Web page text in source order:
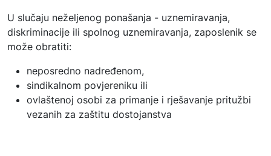
U slučaju neželjenog ponašanja - uznemiravanja,
diskriminacije ili spolnog uznemiravanja, zaposlenik se
može obratiti:
neposredno nadređenom,
sindikalnom povjereniku ili
ovlaštenoj osobi za primanje i rješavanje pritužbi
vezanih za zaštitu dostojanstva